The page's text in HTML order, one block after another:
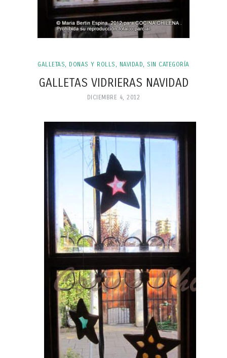
GALLETAS, DONAS Y ROLLS NAVIDAD ,SIN CATEGORÍA
GALLETAS VIDRIERAS NAVIDAD
DICIEMBRE 4, 2012